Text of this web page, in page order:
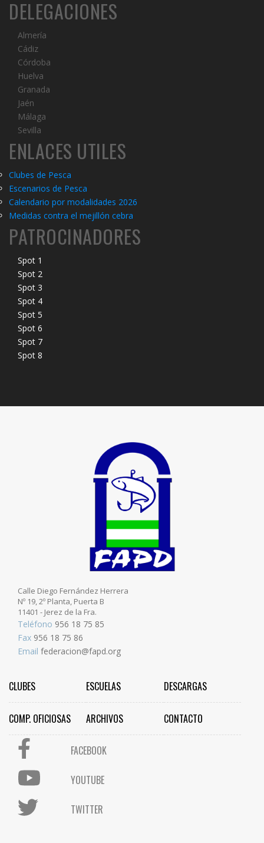
DELEGACIONES
Almería
Cádiz
Córdoba
Huelva
Granada
Jaén
Málaga
Sevilla
ENLACES UTILES
Clubes de Pesca
Escenarios de Pesca
Calendario por modalidades 2026
Medidas contra el mejillón cebra
PATROCINADORES
Spot 1
Spot 2
Spot 3
Spot 4
Spot 5
Spot 6
Spot 7
Spot 8
Calle Diego Fernández Herrera
Nº 19, 2º Planta, Puerta B
11401 - Jerez de la Fra.
Teléfono 956 18 75 85
Fax 956 18 75 86
Email federacion@fapd.org
CLUBES ESCUELAS DESCARGAS
COMP. OFICIOSAS ARCHIVOS CONTACTO
FACEBOOK
YOUTUBE
TWITTER